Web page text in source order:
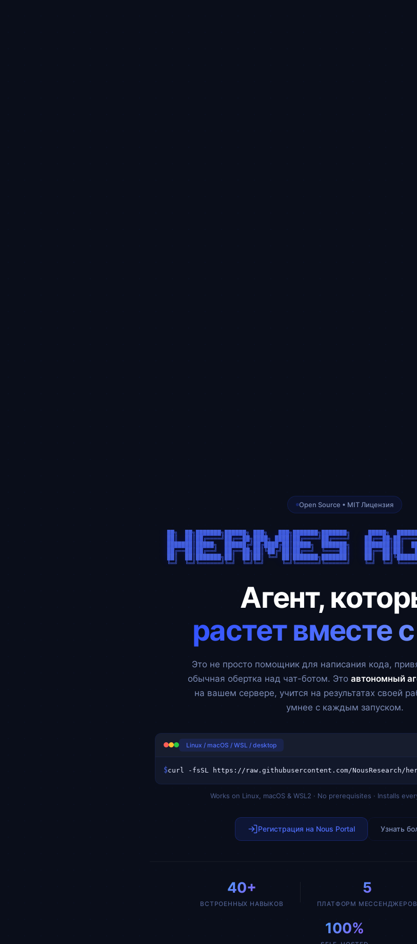
Open Source • MIT Лицензия
██╗  ██╗███████╗██████╗ ███╗   ███╗███████╗███████╗     █████╗
██║  ██║██╔════╝██╔══██╗████╗ ████║██╔════╝██╔════╝
███████║█████╗  ██████╔╝██╔████╔██║█████╗  ███████╗
██╔══██║██╔══╝  ██╔══██╗██║╚██╔╝██║██╔══╝  ╚════██║
██║  ██║███████╗██║  ██║██║ ╚═╝ ██║███████╗███████║    ██║
Агент,
растет вместе
Это не просто помощник для написания кода,
обычная обертка над чат-ботом. Это автономный
на вашем сервере, учится на результатах своей
умнее с каждым запуском.
Linux / macOS / WSL / desktop
$
Works on Linux, macOS & WSL2 · No prerequisites · Installs
Регистрация на Nous Portal Узнать
40+
ВСТРОЕННЫХ НАВЫКОВ
5
ПЛАТФОРМ МЕССЕНДЖЕРОВ
100%